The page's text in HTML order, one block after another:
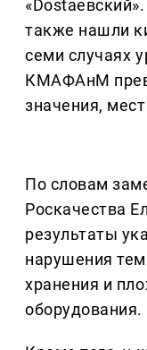
также нашли
семи случаях
КМАФАнМ
значения,
По словам
Роскачества
результаты
нарушения
хранения и
оборудования.